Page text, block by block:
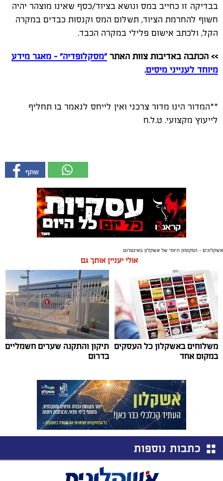
בבדיקה זו כחייב במס ונושא בציוד/כסף שאינו מוצהר יהיה
חשוף להחרמת הציוד, תשלום המס וקנסות כבדים במקרה
הקל, ולכתב אישום פלילי במקרה הכבד.
>> הכתבה באדיבות צוות האתר"מסקלופדיה" – מאגר מידע
מיוחד לענייני מיסים.
**המדור הינו מדור צרכני ואין לייחס לנאמר בו תחליף
לייעוץ מקצועי. ט.ל.ח
אשקלונים - המקומון היומי של אשקלון באינטרנט
אולי יעניין אותך גם
משלוחים באשקלון כל העסקים
במקום אחד
תיקון והתקנה שערים חשמליים
בדרום
כתבות נוספות